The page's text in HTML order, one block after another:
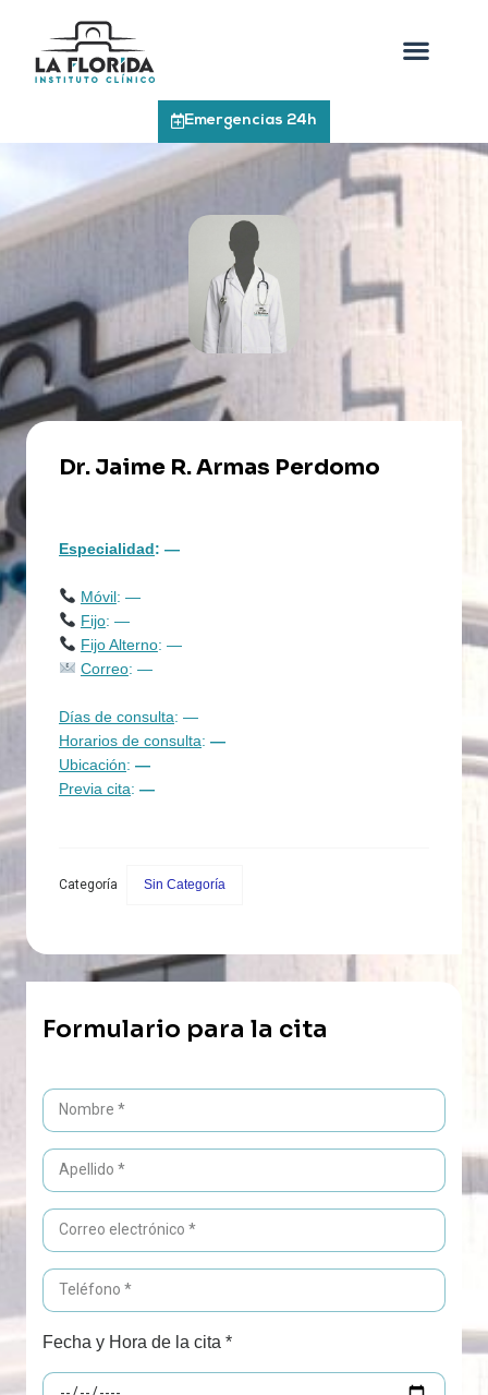
Emergencias 24h
Dr. Jaime R. Armas Perdomo
Especialidad: —
Móvil: —
Fijo: —
Fijo Alterno: —
Correo: —
Días de consulta: —
Horarios de consulta: —
Ubicación: —
Previa cita: —
Categoría Sin Categoría
Formulario para la cita
Fecha y Hora de la cita *